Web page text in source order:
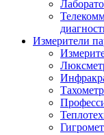
Измерители